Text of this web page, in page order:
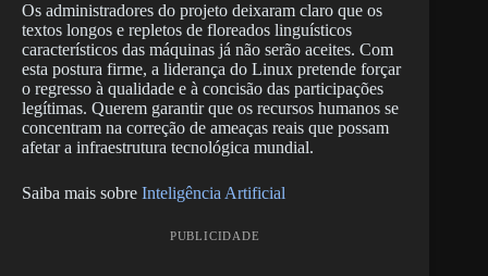
Os administradores do projeto deixaram claro que os
textos longos e repletos de floreados linguísticos
característicos das máquinas já não serão aceites. Com
esta postura firme, a liderança do Linux pretende forçar
o regresso à qualidade e à concisão das participações
legítimas. Querem garantir que os recursos humanos se
concentram na correção de ameaças reais que possam
afetar a infraestrutura tecnológica mundial.
Saiba mais sobre Inteligência Artificial
PUBLICIDADE